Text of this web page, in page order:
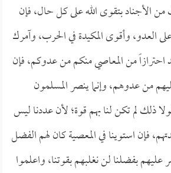
الأجناد بتقوى الله على كل حال، فإن
العدو، وأقوى المكيدة في الحرب، وآمرك
من المعاصي منكم من عدوكم، فإن
من عدوهم، وإنما ينصر المسلمون
ذلك لم تكن لنا بهم قوة؛ لأن عددنا ليس
فإن استوينا في المعصية كان لهم الفضل
عليهم بفضلنا لن نغلبهم بقوتنا، واعلموا